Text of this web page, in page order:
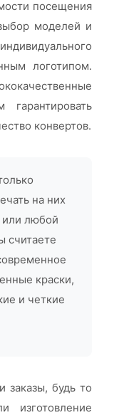
посещения
моделей и
логотипом.
конвертов.
на них
любой
считаете
краски,
и четкие
будь то
изготовление